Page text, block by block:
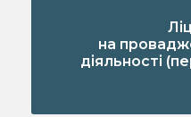
на
діяльності